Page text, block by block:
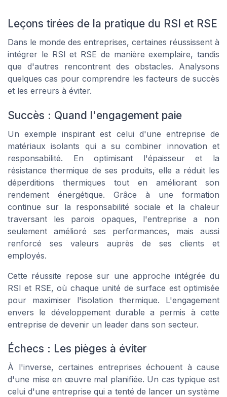
Leçons tirées de la pratique du RSI et RSE
Dans le monde des entreprises, certaines réussissent à
intégrer le RSI et RSE de manière exemplaire, tandis
que d'autres rencontrent des obstacles. Analysons
quelques cas pour comprendre les facteurs de succès
et les erreurs à éviter.
Succès : Quand l'engagement paie
Un exemple inspirant est celui d'une entreprise de
matériaux isolants qui a su combiner innovation et
responsabilité. En optimisant l'épaisseur et la
résistance thermique de ses produits, elle a réduit les
déperditions thermiques tout en améliorant son
rendement énergétique. Grâce à une formation
continue sur la responsabilité sociale et la chaleur
traversant les parois opaques, l'entreprise a non
seulement amélioré ses performances, mais aussi
renforcé ses valeurs auprès de ses clients et
employés.
Cette réussite repose sur une approche intégrée du
RSI et RSE, où chaque unité de surface est optimisée
pour maximiser l'isolation thermique. L'engagement
envers le développement durable a permis à cette
entreprise de devenir un leader dans son secteur.
Échecs : Les pièges à éviter
À l'inverse, certaines entreprises échouent à cause
d'une mise en œuvre mal planifiée. Un cas typique est
celui d'une entreprise qui a tenté de lancer un système